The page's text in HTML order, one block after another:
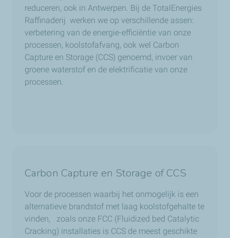
reduceren, ook in Antwerpen. Bij de TotalEnergies
Raffinaderij werken we op verschillende assen:
verbetering van de energie-efficiëntie van onze
processen, koolstofafvang, ook wel Carbon
Capture en Storage (CCS) genoemd, invoer van
groene waterstof en de elektrificatie van onze
processen.
Carbon Capture en Storage of CCS
Voor de processen waarbij het onmogelijk is een
alternatieve brandstof met laag koolstofgehalte te
vinden, zoals onze FCC (Fluidized bed Catalytic
Cracking) installaties is CCS de meest geschikte